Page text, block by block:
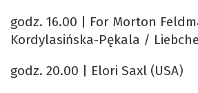
godz. 16.00 | For Morton
Kordylasińska-Pękala /
godz. 20.00 | Elori Saxl (USA)